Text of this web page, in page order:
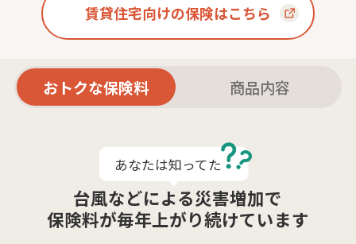
賃貸住宅向けの保険はこちら
おトクな保険料 商品内容
あなたは知ってた
台風などによる災害増加で
保険料が毎年上がり続けています